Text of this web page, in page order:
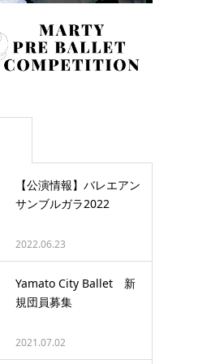
【公演情報】バレエアン
サンブルガラ2022
2022.06.23
Yamato City Ballet 新
規団員募集
2021.07.02